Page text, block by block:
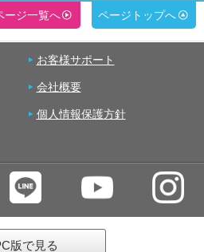
ージ一覧へ ページトップへ
お客様サポート
会社概要
個人情報保護方針
版で見る